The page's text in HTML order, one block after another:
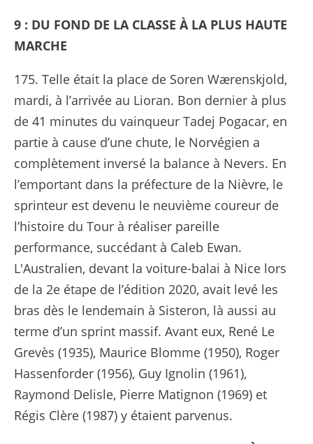
9 : DU FOND DE LA CLASSE À LA PLUS HAUTE
MARCHE
175. Telle était la place de Soren Wærenskjold,
mardi, à l’arrivée au Lioran. Bon dernier à plus
de 41 minutes du vainqueur Tadej Pogacar, en
partie à cause d’une chute, le Norvégien a
complètement inversé la balance à Nevers. En
l’emportant dans la préfecture de la Nièvre, le
sprinteur est devenu le neuvième coureur de
l’histoire du Tour à réaliser pareille
performance, succédant à Caleb Ewan.
L'Australien, devant la voiture-balai à Nice lors
de la 2e étape de l’édition 2020, avait levé les
bras dès le lendemain à Sisteron, là aussi au
terme d’un sprint massif. Avant eux, René Le
Grevès (1935), Maurice Blomme (1950), Roger
Hassenforder (1956), Guy Ignolin (1961),
Raymond Delisle, Pierre Matignon (1969) et
Régis Clère (1987) y étaient parvenus.